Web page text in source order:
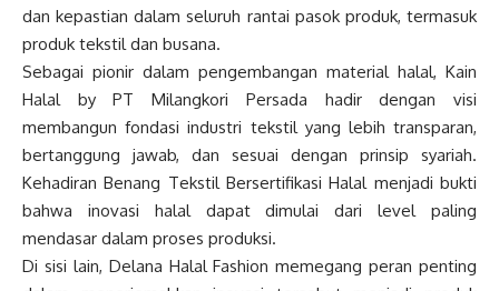
dan kepastian dalam seluruh rantai pasok produk, termasuk
produk tekstil dan busana.
Sebagai pionir dalam pengembangan material halal, Kain
Halal by PT Milangkori Persada hadir dengan visi
membangun fondasi industri tekstil yang lebih transparan,
bertanggung jawab, dan sesuai dengan prinsip syariah.
Kehadiran Benang Tekstil Bersertifikasi Halal menjadi bukti
bahwa inovasi halal dapat dimulai dari level paling
mendasar dalam proses produksi.
Di sisi lain, Delana Halal Fashion memegang peran penting